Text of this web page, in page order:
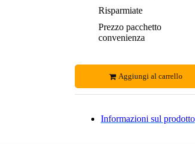
Risparmiate
Prezzo pacchetto
convenienza
Aggiungi al carrello
Informazioni sul prodotto